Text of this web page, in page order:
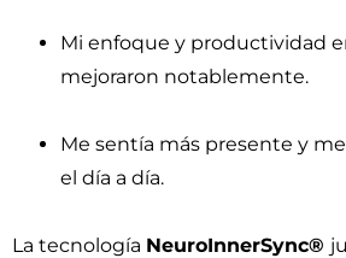
Mi enfoque y productividad
mejoraron notablemente.
Me sentía más presente y
el día a día.
La tecnología NeuroInnerSync®